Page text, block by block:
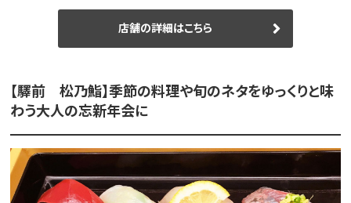
店舗の詳細はこちら
【驛前 松乃鮨】季節の料理や旬のネタをゆっくりと味
わう大人の忘新年会に